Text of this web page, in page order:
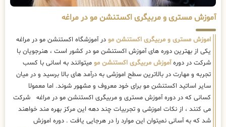
آموزش مستری و مربیگری اکستنشن مو در مراغه
اموزش مستری و مربیگری اکستنشن مو در آموزشگاه اکستنشن مو در مراغه
یکی از بهترین دوره های آموزش اکستنشن مو در کشور است ، هنرجویان با
شرکت در دورهآموزش مربیگری اکستنشن مو میتوانند به اسانی با کسب
تجربه و مهارت در بالاترین سطح اموزشی به درآمد های بالا برسید و در میان
سایر اساتید اکستنشن مو برای خود معروف و مشهور شوند. اما معمولا
کسانی که در دوره آموزش مستری و مربیگری اکستنشن مو در مراغه شرکت
می کنند ، از نکات اموزشی و تجربیات چند دهه این مرکز بهره مند خواهند
شد که به آسانی نمیتوان این موارد را در هرجایی یافت . دوره اموزش